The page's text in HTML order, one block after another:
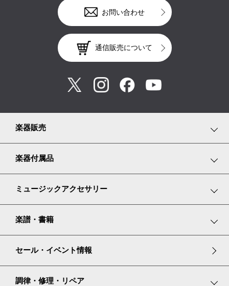
お問い合わせ
通信販売について
楽器販売
鍵盤楽器
弦楽器
管楽器
楽器付属品
鍵盤楽器小物
弦楽器小物
管楽器小物
ミュージックアクセサリー
リトミックスカーフ
グランドピアノ譜面台カバー
ピアノ耐震・防振グッズ
楽譜・書籍
楽譜コーナーのご紹介
楽譜専門ショップ miyajibooks.com
セール・イベント情報
調律・修理・リペア